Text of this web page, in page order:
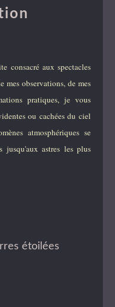
consacré aux spectacles
mes observations, de mes
pratiques, je vous
ou cachées du ciel
atmosphériques se
jusqu'aux astres les plus